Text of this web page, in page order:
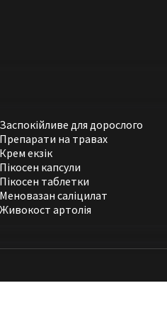
Заспокійливе для дорослого
Препарати на травах
Крем екзік
Пікосен капсули
Пікосен таблетки
Меновазан саліцилат
Живокост артолія